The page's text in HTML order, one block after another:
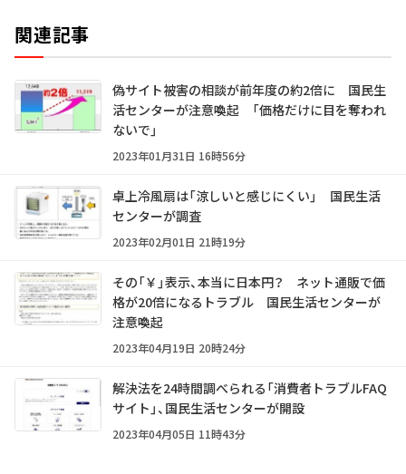
関連記事
偽サイト被害の相談が前年度の約2倍に 国民生
活センターが注意喚起 「価格だけに目を奪われ
ないで」
2023年01月31日 16時56分
卓上冷風扇は「涼しいと感じにくい」 国民生活
センターが調査
2023年02月01日 21時19分
その「￥」表示、本当に日本円？ ネット通販で価
格が20倍になるトラブル 国民生活センターが
注意喚起
2023年04月19日 20時24分
解決法を24時間調べられる「消費者トラブルFAQ
サイト」、国民生活センターが開設
2023年04月05日 11時43分